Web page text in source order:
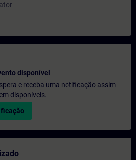
disponível
e receba uma notificação assim
disponíveis.